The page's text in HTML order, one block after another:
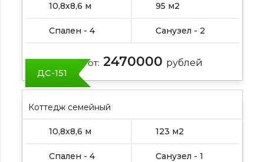
10,8х8,6 м 95 м2
Спален - 4 Санузел - 2
Цена от: 2470000 рублей
ДС-151
Коттедж семейный
10,8х8,6 м 123 м2
Спален - 4 Санузел - 1